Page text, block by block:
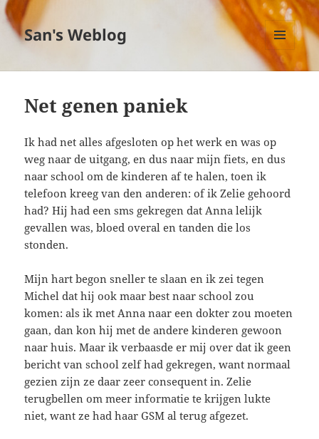
San's Weblog
MENU
EN
Net genen paniek
Ik had net alles afgesloten op het werk en was op
weg naar de uitgang, en dus naar mijn fiets, en dus
naar school om de kinderen af te halen, toen ik
telefoon kreeg van den anderen: of ik Zelie gehoord
had? Hij had een sms gekregen dat Anna lelijk
gevallen was, bloed overal en tanden die los
stonden.
Mijn hart begon sneller te slaan en ik zei tegen
Michel dat hij ook maar best naar school zou
komen: als ik met Anna naar een dokter zou moeten
gaan, dan kon hij met de andere kinderen gewoon
naar huis. Maar ik verbaasde er mij over dat ik geen
bericht van school zelf had gekregen, want normaal
gezien zijn ze daar zeer consequent in. Zelie
terugbellen om meer informatie te krijgen lukte
niet, want ze had haar GSM al terug afgezet.